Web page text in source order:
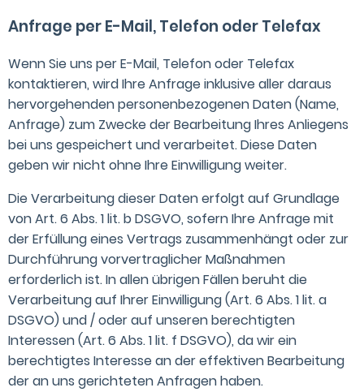
Anfrage per E-Mail, Telefon oder Telefax
Wenn Sie uns per E-Mail, Telefon oder Telefax
kontaktieren, wird Ihre Anfrage inklusive aller daraus
hervorgehenden personenbezogenen Daten (Name,
Anfrage) zum Zwecke der Bearbeitung Ihres Anliegens
bei uns gespeichert und verarbeitet. Diese Daten
geben wir nicht ohne Ihre Einwilligung weiter.
Die Verarbeitung dieser Daten erfolgt auf Grundlage
von Art. 6 Abs. 1 lit. b DSGVO, sofern Ihre Anfrage mit
der Erfüllung eines Vertrags zusammenhängt oder zur
Durchführung vorvertraglicher Maßnahmen
erforderlich ist. In allen übrigen Fällen beruht die
Verarbeitung auf Ihrer Einwilligung (Art. 6 Abs. 1 lit. a
DSGVO) und / oder auf unseren berechtigten
Interessen (Art. 6 Abs. 1 lit. f DSGVO), da wir ein
berechtigtes Interesse an der effektiven Bearbeitung
der an uns gerichteten Anfragen haben.